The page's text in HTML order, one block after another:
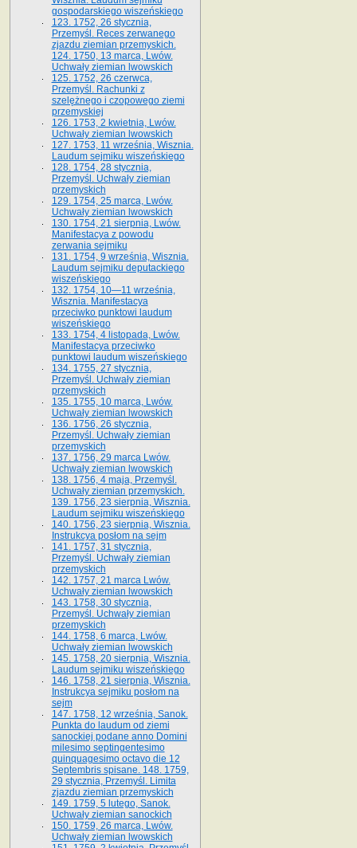
gospodarskiego wiszeńskiego
123. 1752, 26 stycznia,
Przemyśl. Reces zerwanego
zjazdu ziemian przemyskich.
124. 1750, 13 marca, Lwów.
Uchwały ziemian lwowskich
125. 1752, 26 czerwca,
Przemyśl. Rachunki z
szelężnego i czopowego ziemi
przemyskiej
126. 1753, 2 kwietnia, Lwów.
Uchwały ziemian lwowskich
127. 1753, 11 września, Wisznia.
Laudum sejmiku wiszeńskiego
128. 1754, 28 stycznia,
Przemyśl. Uchwały ziemian
przemyskich
129. 1754, 25 marca, Lwów.
Uchwały ziemian lwowskich
130. 1754, 21 sierpnia, Lwów.
Manifestacya z powodu
zerwania sejmiku
131. 1754, 9 września, Wisznia.
Laudum sejmiku deputackiego
wiszeńskiego
132. 1754, 10—11 września,
Wisznia. Manifestacya
przeciwko punktowi laudum
wiszeńskiego
133. 1754, 4 listopada, Lwów.
Manifestacya przeciwko
punktowi laudum wiszeńskiego
134. 1755, 27 stycznia,
Przemyśl. Uchwały ziemian
przemyskich
135. 1755, 10 marca, Lwów.
Uchwały ziemian lwowskich
136. 1756, 26 stycznia,
Przemyśl. Uchwały ziemian
przemyskich
137. 1756, 29 marca Lwów.
Uchwały ziemian lwowskich
138. 1756, 4 maja, Przemyśl.
Uchwały ziemian przemyskich.
139. 1756, 23 sierpnia, Wisznia.
Laudum sejmiku wiszeńskiego
140. 1756, 23 sierpnia, Wisznia.
Instrukcya posłom na sejm
141. 1757, 31 stycznia,
Przemyśl. Uchwały ziemian
przemyskich
142. 1757, 21 marca Lwów.
Uchwały ziemian lwowskich
143. 1758, 30 stycznia,
Przemyśl. Uchwały ziemian
przemyskich
144. 1758, 6 marca, Lwów.
Uchwały ziemian lwowskich
145. 1758, 20 sierpnia, Wisznia.
Laudum sejmiku wiszeńskiego
146. 1758, 21 sierpnia, Wisznia.
Instrukcya sejmiku posłom na
sejm
147. 1758, 12 września, Sanok.
Punkta do laudum od ziemi
sanockiej podane anno Domini
milesimo septingentesimo
quinquagesimo octavo die 12
Septembris spisane. 148. 1759,
29 stycznia, Przemyśl. Limita
zjazdu ziemian przemyskich
149. 1759, 5 lutego, Sanok.
Uchwały ziemian sanockich
150. 1759, 26 marca, Lwów.
Uchwały ziemian lwowskich